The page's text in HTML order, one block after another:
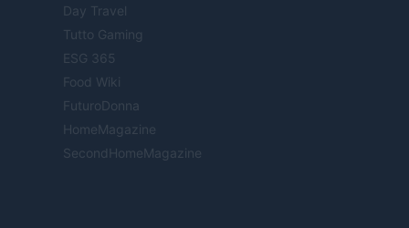
Day Travel
Tutto Gaming
ESG 365
Food Wiki
FuturoDonna
HomeMagazine
SecondHomeMagazine